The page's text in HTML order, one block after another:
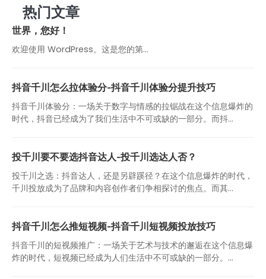
热门文章
世界，您好！
欢迎使用 WordPress。这是您的第…
抖音千川怎么拉体验分-抖音千川体验分提升技巧
抖音千川体验分：一场关于数字与情感的拉锯战在这个信息爆炸的
时代，抖音已经成为了我们生活中不可或缺的一部分。而抖...
投千川要不要选抖音达人-投千川选达人否？
投千川之选：抖音达人，还是另辟蹊径？在这个信息爆炸的时代，
千川投放成为了品牌和内容创作者们争相探讨的焦点。而其...
抖音千川怎么推短视频-抖音千川短视频投放技巧
抖音千川的短视频推广：一场关于艺术与技术的邂逅在这个信息爆
炸的时代，短视频已经成为人们生活中不可或缺的一部分。...